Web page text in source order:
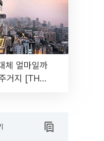
체 얼마일까
거지 [THE